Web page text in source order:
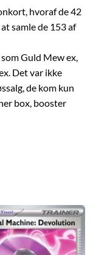
hvoraf de 42
samle de 153 af
Guld Mew ex,
Det var ikke
de kom kun
box, booster